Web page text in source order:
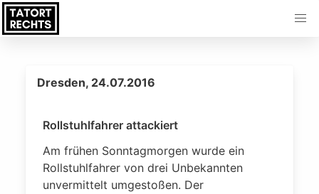
Dresden, 24.07.2016
Rollstuhlfahrer attackiert
Am frühen Sonntagmorgen wurde ein
Rollstuhlfahrer von drei Unbekannten
unvermittelt umgestoßen. Der